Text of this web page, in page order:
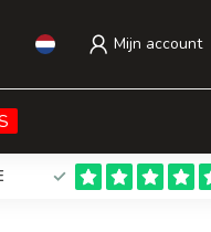
Mijn account